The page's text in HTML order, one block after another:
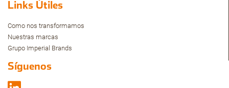
Links Útiles
Como nos transformamos
Nuestras marcas
Grupo Imperial Brands
Síguenos